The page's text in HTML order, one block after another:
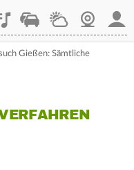
StaupilotWetterWebcam
Gießen: Sämtliche